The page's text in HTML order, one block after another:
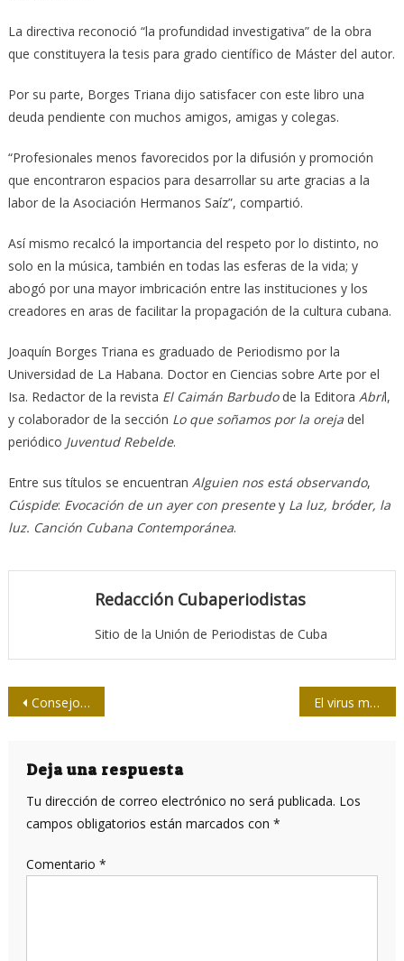
La directiva reconoció “la profundidad investigativa” de la obra
que constituyera la tesis para grado científico de Máster del autor.
Por su parte, Borges Triana dijo satisfacer con este libro una
deuda pendiente con muchos amigos, amigas y colegas.
“Profesionales menos favorecidos por la difusión y promoción
que encontraron espacios para desarrollar su arte gracias a la
labor de la Asociación Hermanos Saíz”, compartió.
Así mismo recalcó la importancia del respeto por lo distinto, no
solo en la música, también en todas las esferas de la vida; y
abogó por una mayor imbricación entre las instituciones y los
creadores en aras de facilitar la propagación de la cultura cubana.
Joaquín Borges Triana es graduado de Periodismo por la
Universidad de La Habana. Doctor en Ciencias sobre Arte por el
Isa. Redactor de la revista El Caimán Barbudode la Editora Abril,
y colaborador de la sección Lo que soñamos por la orejadel
periódico Juventud Rebelde.
Entre sus títulos se encuentran Alguien nos está observando,
Cúspide: Evocación de un ayer con presenteyLa luz, bróder, la
luz. Canción Cubana Contemporánea.
Redacción Cubaperiodistas
Sitio de la Unión de Periodistas de Cuba
Navegación
entradas
Consejo de Ministros evalúa escenario económico y salud pública El virus más grande del mundo
Deja una respuesta
Tu dirección de correo electrónico no será publicada. Los
campos obligatorios están marcados con *
Comentario *